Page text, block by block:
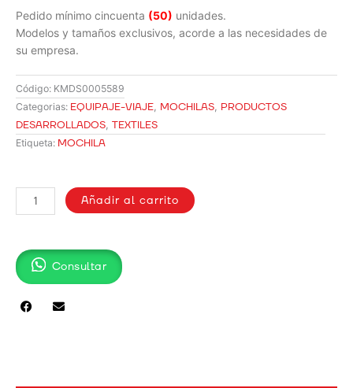
Pedido mínimo cincuenta (50) unidades.
Modelos y tamaños exclusivos, acorde a las necesidades de
su empresa.
Código: KMDS0005589
Categorias: EQUIPAJE-VIAJE, MOCHILAS, PRODUCTOS
DESARROLLADOS, TEXTILES
Etiqueta: MOCHILA
CHENS
cantidad
Añadir al carrito
Consultar